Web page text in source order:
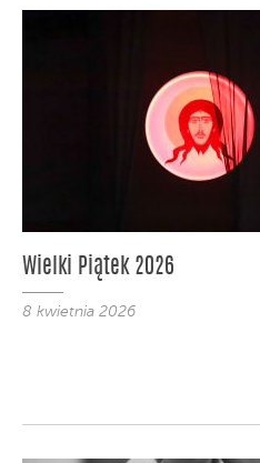
Wielki Piątek 2026
8 kwietnia 2026